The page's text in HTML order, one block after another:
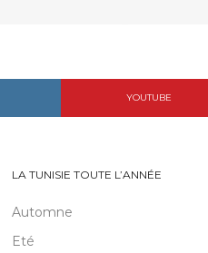
YOUTUBE
LA TUNISIE TOUTE L’ANNÉE
Automne
Eté